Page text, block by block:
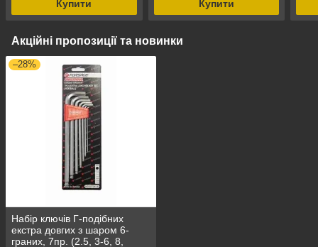
Купити Купити
Акційні пропозиції та новинки
–28%
Набір ключів Г-подібних
екстра довгих з шаром 6-
граних, 7пр. (2.5, 3-6, 8,